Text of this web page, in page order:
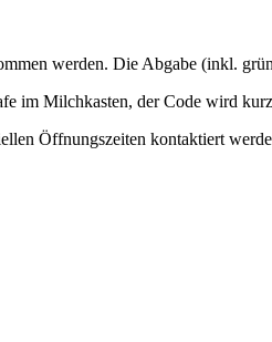
werden. Die Abgabe (inkl.
im Milchkasten, der Code wird
Öffnungszeiten kontaktiert